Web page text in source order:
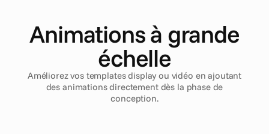
Animations à grande
échelle
Améliorez vos templates display ou vidéo en ajoutant
des animations directement dès la phase de
conception.